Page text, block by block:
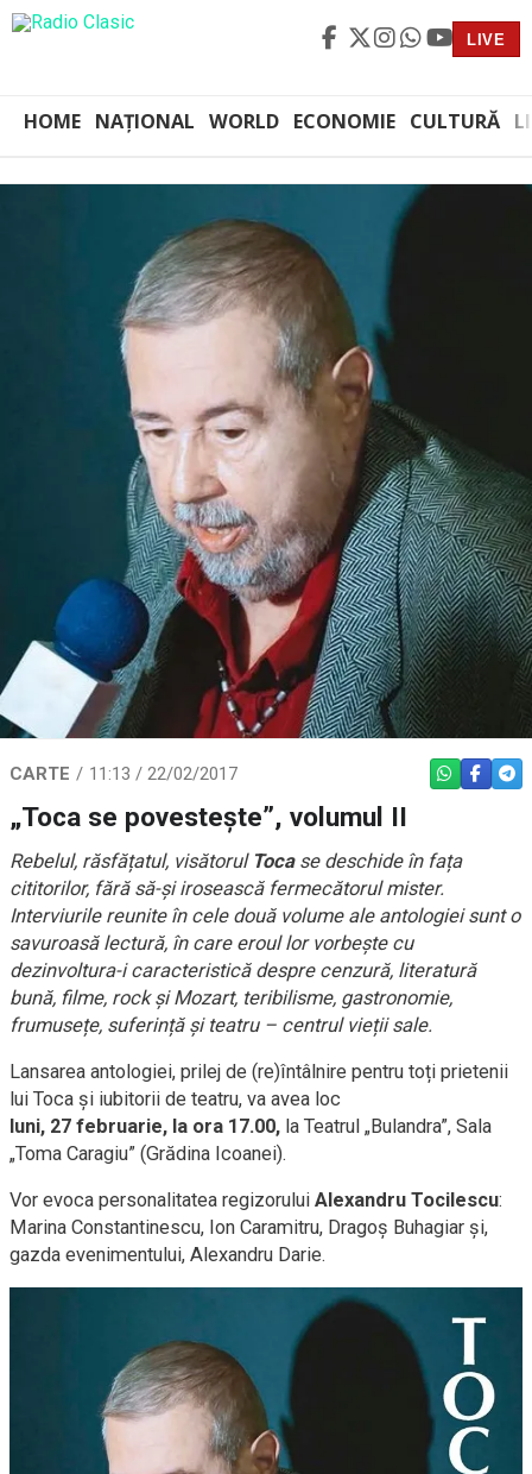
LIVE
HOME NAȚIONAL WORLD ECONOMIE CULTURĂ
CARTE 11:13 / 22/02/2017 WHATSAPP
„Toca se povestește”, volumul II
Rebelul, răsfățatul, visătorul Tocase deschide în fața
cititorilor, fără să-și irosească fermecătorul mister.
Interviurile reunite în cele două volume ale antologiei sunt o
savuroasă lectură, în care eroul lor vorbește cu
dezinvoltura-i caracteristică despre cenzură, literatură
bună, filme, rock și Mozart, teribilisme, gastronomie,
frumusețe, suferință și teatru – centrul vieții sale.
Lansarea antologiei, prilej de (re)întâlnire pentru toți prietenii
lui Toca și iubitorii de teatru, va avea loc
luni, 27 februarie, la ora 17.00, la Teatrul „Bulandra”, Sala
„Toma Caragiu” (Grădina Icoanei).
Vor evoca personalitatea regizorului Alexandru Tocilescu:
Marina Constantinescu, Ion Caramitru, Dragoș Buhagiar și,
gazda evenimentului, Alexandru Darie.